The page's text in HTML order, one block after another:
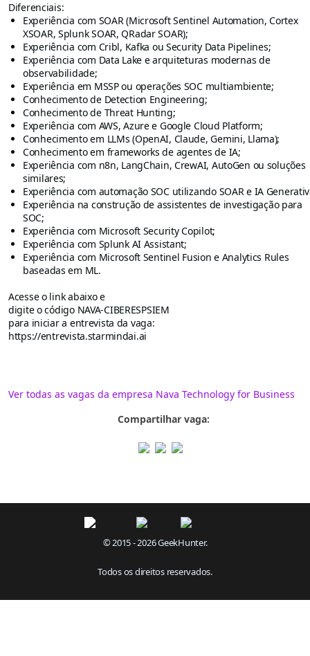
Diferenciais:
Experiência com SOAR (Microsoft Sentinel Automation, Cortex
XSOAR, Splunk SOAR, QRadar SOAR);
Experiência com Cribl, Kafka ou Security Data Pipelines;
Experiência com Data Lake e arquiteturas modernas de
observabilidade;
Experiência em MSSP ou operações SOC multiambiente;
Conhecimento de Detection Engineering;
Conhecimento de Threat Hunting;
Experiência com AWS, Azure e Google Cloud Platform;
Conhecimento em LLMs (OpenAI, Claude, Gemini, Llama);
Conhecimento em frameworks de agentes de IA;
Experiência com n8n, LangChain, CrewAI, AutoGen ou soluções
similares;
Experiência com automação SOC utilizando SOAR e IA
Experiência na construção de assistentes de investigação para
SOC;
Experiência com Microsoft Security Copilot;
Experiência com Splunk AI Assistant;
Experiência com Microsoft Sentinel Fusion e Analytics Rules
baseadas em ML.
Acesse o link abaixo e
digite o código NAVA-CIBERESPSIEM
para iniciar a entrevista da vaga:
https://entrevista.starmindai.ai
Ver todas as vagas da empresa Nava Technology for Business
Compartilhar vaga:
© 2015 - 2026 GeekHunter.
Todos os direitos reservados.